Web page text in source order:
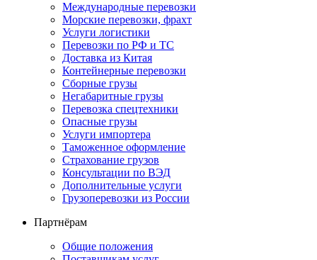
Международные перевозки
Морские перевозки, фрахт
Услуги логистики
Перевозки по РФ и ТС
Доставка из Китая
Контейнерные перевозки
Сборные грузы
Негабаритные грузы
Перевозка спецтехники
Опасные грузы
Услуги импортера
Таможенное оформление
Страхование грузов
Консультации по ВЭД
Дополнительные услуги
Грузоперевозки из России
Партнёрам
Общие положения